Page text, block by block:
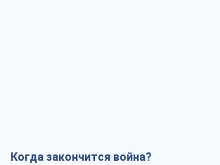
Когда закончится война?